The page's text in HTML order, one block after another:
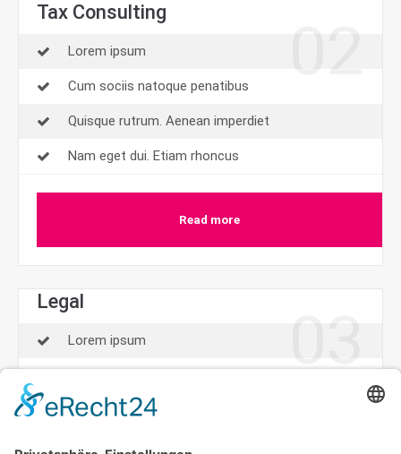
Tax Consulting 02
Lorem ipsum
Cum sociis natoque penatibus
Quisque rutrum. Aenean imperdiet
Nam eget dui. Etiam rhoncus
Read more
Legal 03
Lorem ipsum
Quisque rutrum. Aenean imperdiet
Nam eget dui. Etiam rhoncus